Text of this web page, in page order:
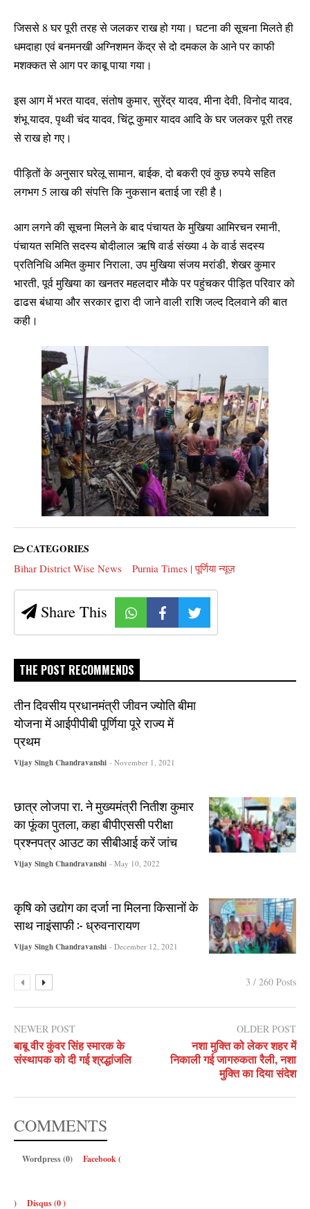
जिससे 8 घर पूरी तरह से जलकर राख हो गया। घटना की सूचना मिलते ही
धमदाहा एवं बनमनखी अग्निशमन केंद्र से दो दमकल के आने पर काफी
मशक्कत से आग पर काबू पाया गया।
इस आग में भरत यादव, संतोष कुमार, सुरेंद्र यादव, मीना देवी, विनोद यादव,
शंभू यादव, पृथ्वी चंद यादव, चिंटू कुमार यादव आदि के घर जलकर पूरी तरह
से राख हो गए।
पीड़ितों के अनुसार घरेलू सामान, बाईक, दो बकरी एवं कुछ रुपये सहित
लगभग 5 लाख की संपत्ति कि नुकसान बताई जा रही है।
आग लगने की सूचना मिलने के बाद पंचायत के मुखिया आमिरचन रमानी,
पंचायत समिति सदस्य बोदीलाल ऋषि वार्ड संख्या 4 के वार्ड सदस्य
प्रतिनिधि अमित कुमार निराला, उप मुखिया संजय मरांडी, शेखर कुमार
भारती, पूर्व मुखिया का खनतर महलदार मौके पर पहुंचकर पीड़ित परिवार को
ढाढस बंधाया और सरकार द्वारा दी जाने वाली राशि जल्द दिलवाने की बात
कही।
CATEGORIES
Bihar District Wise News
Purnia Times | पूर्णिया न्यूज़
Share This
THE POST RECOMMENDS
तीन दिवसीय प्रधानमंत्री जीवन ज्योति बीमा
योजना में आईपीपीबी पूर्णिया पूरे राज्य में
प्रथम
Vijay Singh Chandravanshi - November 1, 2021
छात्र लोजपा रा. ने मुख्यमंत्री नितीश कुमार
का फूंका पुतला, कहा बीपीएससी परीक्षा
प्रश्नपत्र आउट का सीबीआई करें जांच
Vijay Singh Chandravanshi - May 10, 2022
कृषि को उद्योग का दर्जा ना मिलना किसानों के
साथ नाइंसाफी :- ध्रुवनारायण
Vijay Singh Chandravanshi - December 12, 2021
3 / 260 Posts
NEWER POST
बाबू वीर कुंवर सिंह स्मारक के
संस्थापक को दी गई श्रद्धांजलि
OLDER POST
नशा मुक्ति को लेकर शहर में
निकाली गई जागरुकता रैली, नशा
मुक्ति का दिया संदेश
COMMENTS
Wordpress (0) Facebook (
) Disqus (0)